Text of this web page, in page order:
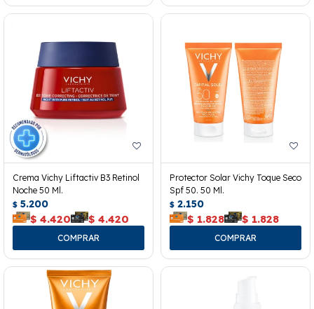
Crema Vichy Liftactiv B3 Retinol
Noche 50 Ml.
$ 5.200
$ 4.420 $ 4.420
Protector Solar Vichy Toque Seco
Spf 50. 50 Ml.
$ 2.150
$ 1.828 $ 1.828